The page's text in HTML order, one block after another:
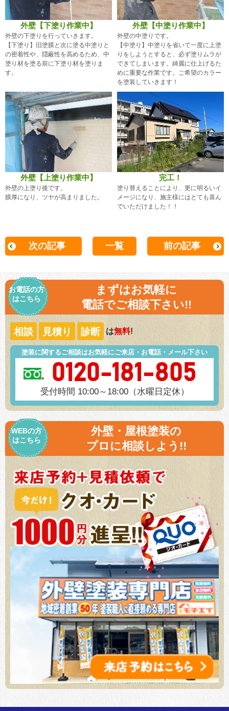
外壁【下塗り作業中】
外壁の下塗りを行っていきます。
【下塗り】旧塗膜と次に塗る中塗りと
の密着性や、隠蔽性を高めるため、中
塗り材を塗る前に下塗り材を塗りま
す。
外壁【中塗り作業中】
外壁の中塗りです。
【中塗り】中塗りを省いて一度に上塗
りをしようとすると、必ず塗りムラが
できてしまいます。綺麗に仕上げるた
めに重要な作業です。ご希望のカラー
を塗装していきます！
外壁【上塗り作業中】
外壁の上塗り後です。
膜厚になり、ツヤが高まりました。
完工！
塗り替えることにより、更に明るいイ
メージになり、施主様にはとても喜ん
でいただけました！！
次の記事 一覧 前の記事
お電話の方
はこちら
まずはお気軽に
電話でご相談下さい!!
相談 見積り 診断 は無料!
塗装に関するご相談はお気軽にご来店・お電話・メール下さい
0120-181-805
受付時間 10:00～18:00（水曜日定休）
WEBの方
はこちら
外壁・屋根塗装の
プロに相談しよう!!